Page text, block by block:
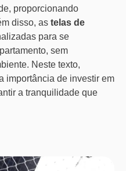
proporcionando
disso, as telas de
para se
sem
Neste texto,
importância de investir em
a tranquilidade que